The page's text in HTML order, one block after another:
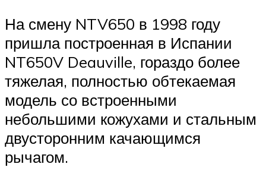
На смену NTV650 в 1998 году
пришла построенная в Испании
NT650V Deauville, гораздо более
тяжелая, полностью обтекаемая
модель со встроенными
небольшими кожухами и стальным
двусторонним качающимся
рычагом.